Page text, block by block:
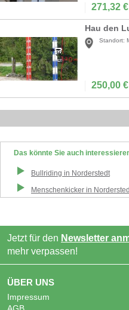
271,32 €
Hau den
Standort:
250,00 €
Das könnte Sie auch
Bullriding in Norderstedt
Menschenkicker in
Jetzt für den Newsletter
mehr verpassen!
ÜBER UNS
Impressum